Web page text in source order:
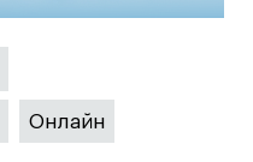
Онлайн